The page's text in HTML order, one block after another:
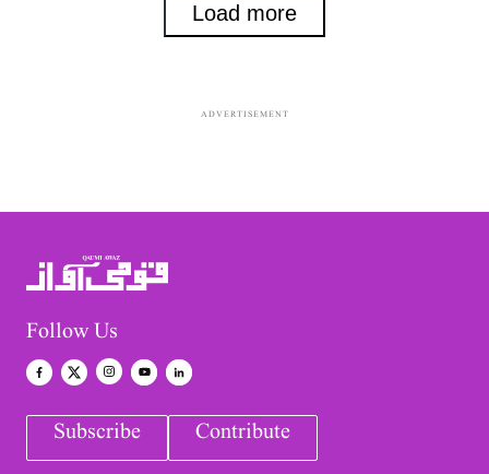
Load more
ADVERTISEMENT
Follow Us
Subscribe Contribute